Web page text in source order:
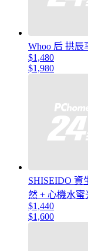
Whoo 后 拱辰
$1,480
$1,980
SHISEIDO 資
然 + 心機水
$1,440
$1,600